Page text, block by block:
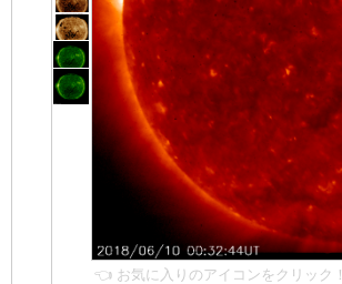
👈 お気に入りのアイコンをクリック！